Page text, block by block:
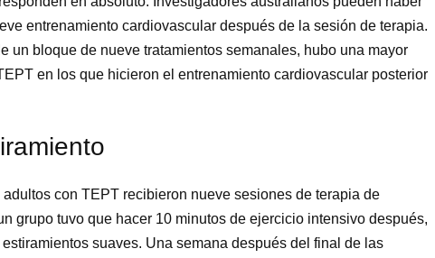
entrenamiento cardiovascular después de la sesión de terapia.
un bloque de nueve tratamientos semanales, hubo una mayor
en los que hicieron el entrenamiento cardiovascular posterior
con TEPT recibieron nueve sesiones de terapia de
grupo tuvo que hacer 10 minutos de ejercicio intensivo después,
suaves. Una semana después del final de las